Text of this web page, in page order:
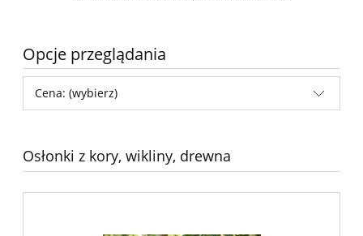
Opcje przeglądania
Cena: (wybierz)
Osłonki z kory, wikliny, drewna